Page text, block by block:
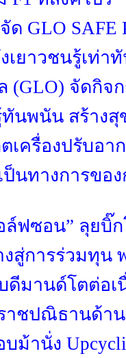
GLO SAFE
เยาวชนรู้เท่
(GLO) จัดกิจก
ทันพนัน สร้าง
เครื่องปรับอา
นทางการขอ
ล์ฟซอน” ลุยบิ๊
งสู่การร่วมทุน
ดีมานด์โตต่อเ
าชปณิธานด้า
ม้านั่ง